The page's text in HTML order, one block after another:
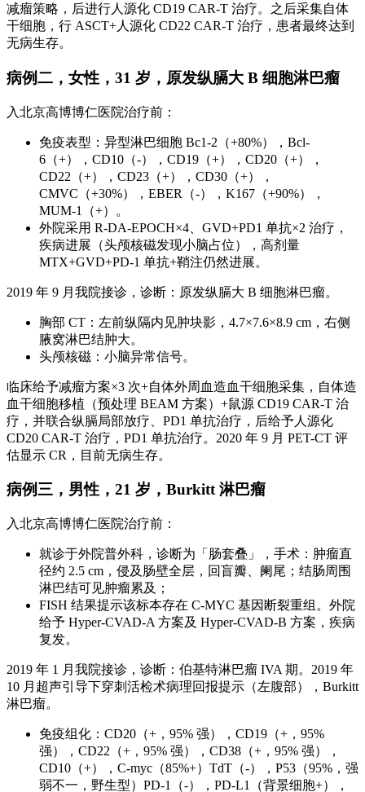
减瘤策略，后进行人源化 CD19 CAR-T 治疗。之后采集自体
干细胞，行 ASCT+人源化 CD22 CAR-T 治疗，患者最终达到
无病生存。
病例二，女性，31 岁，原发纵膈大 B 细胞淋巴瘤
入北京高博博仁医院治疗前：
免疫表型：异型淋巴细胞 Bc1-2（+80%），Bcl-
6（+），CD10（-），CD19（+），CD20（+），
CD22（+），CD23（+），CD30（+），
CMVC（+30%），EBER（-），K167（+90%），
MUM-1（+）。
外院采用 R-DA-EPOCH×4、GVD+PD1 单抗×2 治疗，
疾病进展（头颅核磁发现小脑占位），高剂量
MTX+GVD+PD-1 单抗+鞘注仍然进展。
2019 年 9 月我院接诊，诊断：原发纵膈大 B 细胞淋巴瘤。
胸部 CT：左前纵隔内见肿块影，4.7×7.6×8.9 cm，右侧
腋窝淋巴结肿大。
头颅核磁：小脑异常信号。
临床给予减瘤方案×3 次+自体外周血造血干细胞采集，自体造
血干细胞移植（预处理 BEAM 方案）+鼠源 CD19 CAR-T 治
疗，并联合纵膈局部放疗、PD1 单抗治疗，后给予人源化
CD20 CAR-T 治疗，PD1 单抗治疗。2020 年 9 月 PET-CT 评
估显示 CR，目前无病生存。
病例三，男性，21 岁，Burkitt 淋巴瘤
入北京高博博仁医院治疗前：
就诊于外院普外科，诊断为「肠套叠」，手术：肿瘤直
径约 2.5 cm，侵及肠壁全层，回盲瓣、阑尾；结肠周围
淋巴结可见肿瘤累及；
FISH 结果提示该标本存在 C-MYC 基因断裂重组。外院
给予 Hyper-CVAD-A 方案及 Hyper-CVAD-B 方案，疾病
复发。
2019 年 1 月我院接诊，诊断：伯基特淋巴瘤 IVA 期。2019 年
10 月超声引导下穿刺活检术病理回报提示（左腹部），Burkitt
淋巴瘤。
免疫组化：CD20（+，95% 强），CD19（+，95%
强），CD22（+，95% 强），CD38（+，95% 强），
CD10（+），C-myc（85%+）TdT（-），P53（95%，强
弱不一，野生型）PD-1（-），PD-L1（背景细胞+），